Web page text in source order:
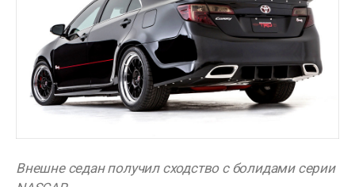
Внешне седан получил сходство с болидами серии